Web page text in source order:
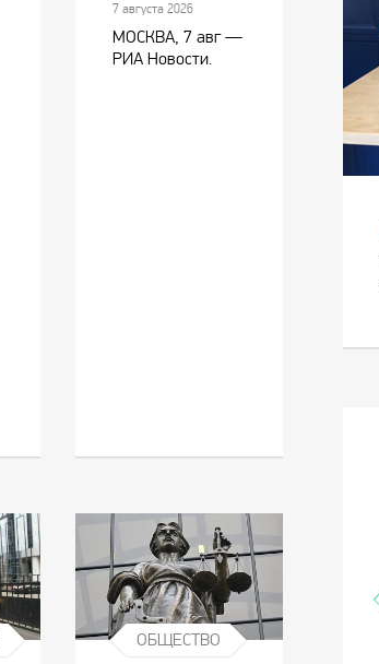
7 августа 2026
МОСКВА, 7 авг —
РИА Новости.
ОБЩЕСТВО